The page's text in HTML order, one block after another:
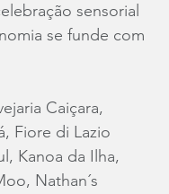
sensorial
se funde com
Caiçara,
Fiore di Lazio
Kanoa da Ilha,
Nathan´s